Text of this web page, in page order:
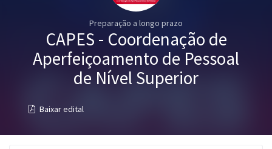
Graduação
Mentorias
Preparação a longo prazo
CAPES - Coordenação de
Aperfeiçoamento de Pessoal
de Nível Superior
Baixar edital